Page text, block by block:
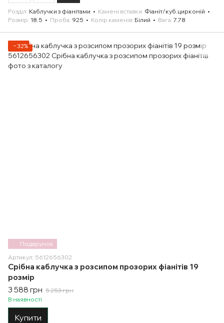
Розділ Каблучки з фіанітами Камені вставки Фіаніт/куб.цирконій
Розмір 18.5 Проба 925 Колір каменів Білий Вага 7.78
Подарунок
−32%
Артикул: 5612656302
Срібна каблучка з розсипом прозорих фіанітів 19
розмір
3 588 грн 5 253 грн
В наявності
Купити